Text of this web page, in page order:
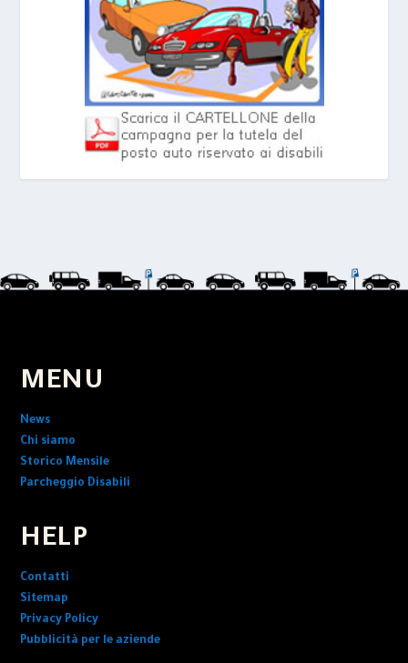
MENU
News
Chi siamo
Storico Mensile
Parcheggio Disabili
HELP
Contatti
Sitemap
Privacy Policy
Pubblicità per le aziende